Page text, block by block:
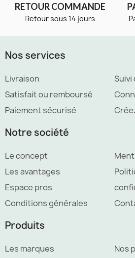
RETOUR COMMANDE
Retour sous 14 jours
Nos services
Livraison
Satisfait ou remboursé
Paiement sécurisé
Suivi
Notre société
Le concept
Les avantages
Espace pros
Conditions générales
Produits
Les marques
Nos